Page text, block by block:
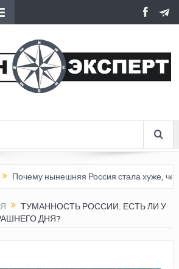
Россия стала хуже, чем СССР?
ТУМАННОСТЬ РОССИИ. ЕСТЬ ЛИ У
ДНЯ?